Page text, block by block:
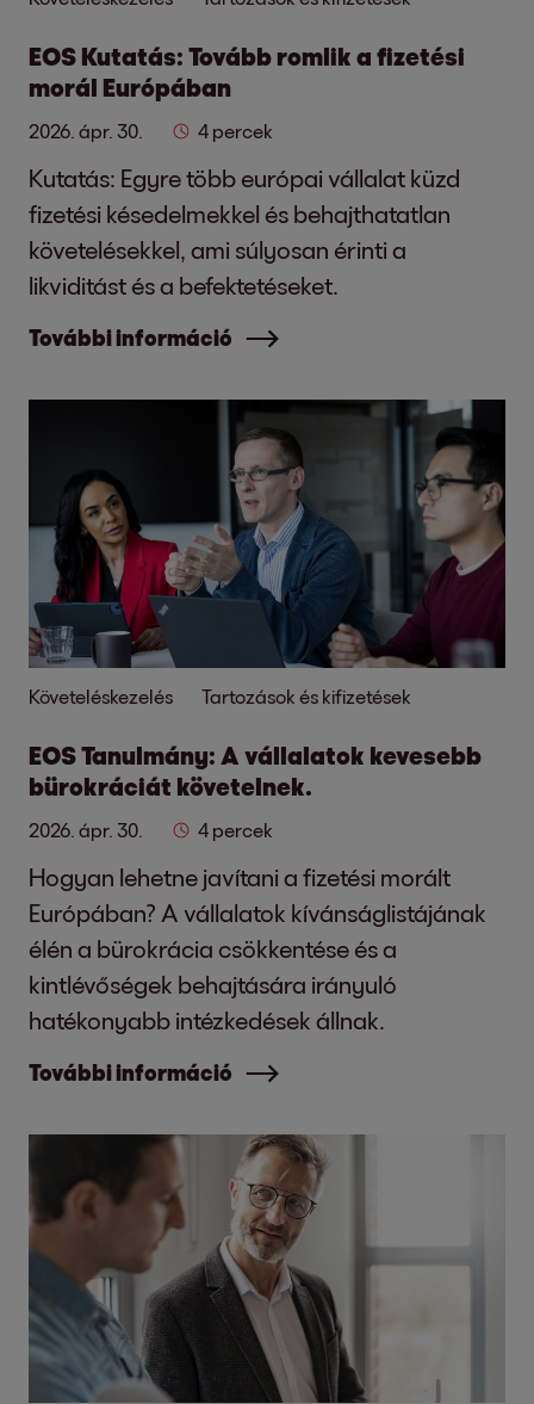
EOS Kutatás: Tovább romlik a fizetési
morál Európában
2026. ápr. 30. 4 percek
Kutatás: Egyre több európai vállalat küzd
fizetési késedelmekkel és behajthatatlan
követelésekkel, ami súlyosan érinti a
likviditást és a befektetéseket.
További információ
Követeléskezelés Tartozások és kifizetések
EOS Tanulmány: A vállalatok kevesebb
bürokráciát követelnek.
2026. ápr. 30. 4 percek
Hogyan lehetne javítani a fizetési morált
Európában? A vállalatok kívánságlistájának
élén a bürokrácia csökkentése és a
kintlévőségek behajtására irányuló
hatékonyabb intézkedések állnak.
További információ